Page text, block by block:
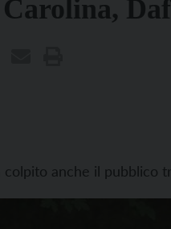
colpito anche il pubblico